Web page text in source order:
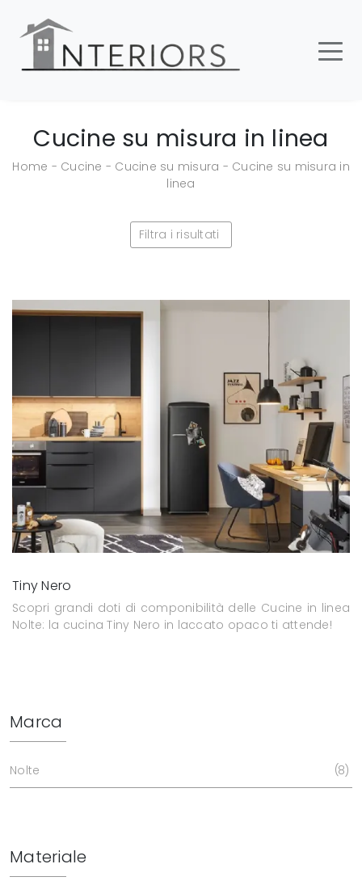
Cucine su misura in linea
Home - Cucine - Cucine su misura - Cucine su misura in
linea
Filtra i risultati
Tiny Nero
Scopri grandi doti di componibilità delle Cucine in linea
Nolte: la cucina Tiny Nero in laccato opaco ti attende!
Marca
Nolte 8
Materiale